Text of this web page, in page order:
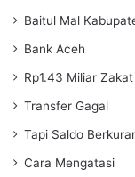
Baitul Mal
Bank Aceh
Rp1.43 Miliar
Transfer Gagal
Tapi Saldo
Cara Mengatasi